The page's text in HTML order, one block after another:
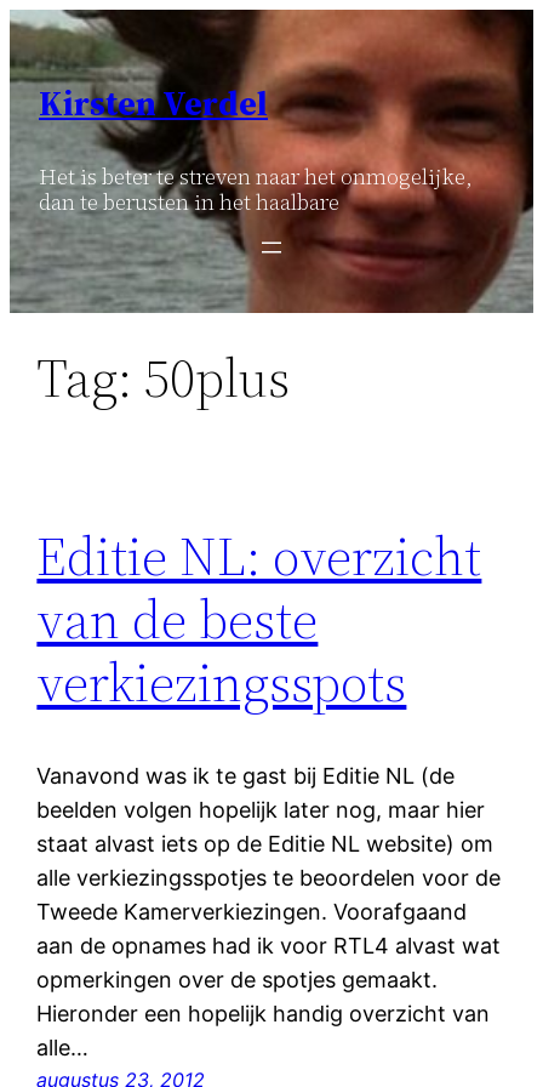
Ga
naar
inhoud
Kirsten Verdel
Het is beter te streven naar het onmogelijke,
dan te berusten in het haalbare
Tag: 50plus
Editie NL: overzicht
van de beste
verkiezingsspots
Vanavond was ik te gast bij Editie NL (de
beelden volgen hopelijk later nog, maar hier
staat alvast iets op de Editie NL website) om
alle verkiezingsspotjes te beoordelen voor de
Tweede Kamerverkiezingen. Voorafgaand
aan de opnames had ik voor RTL4 alvast wat
opmerkingen over de spotjes gemaakt.
Hieronder een hopelijk handig overzicht van
alle…
augustus 23, 2012